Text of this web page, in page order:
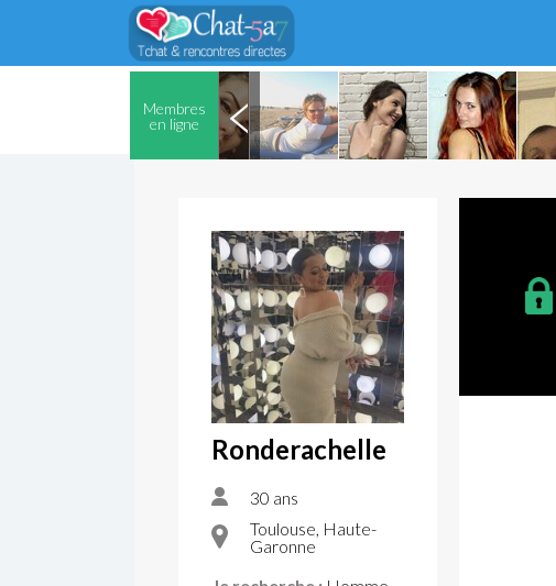
Membres
en ligne
Ronderachelle
30 ans
Toulouse, Haute-
Garonne